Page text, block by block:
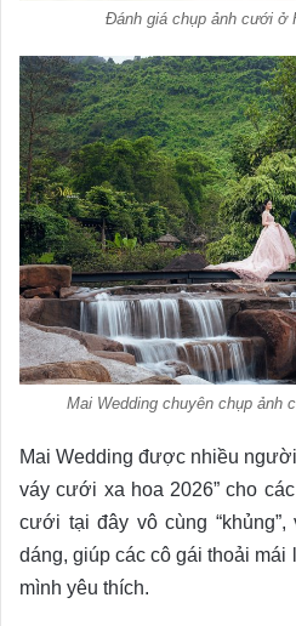
Đánh giá chụp ảnh cưới ở
Mai Wedding chuyên chụp ảnh
Mai Wedding được nhiều
váy cưới xa hoa 2026” cho
cưới tại đây vô cùng
dáng, giúp các cô gái thoải
mình yêu thích.